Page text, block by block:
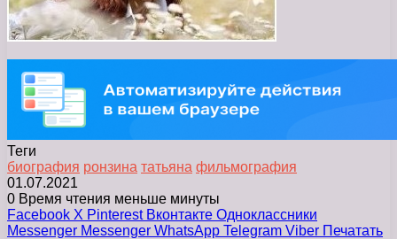
Теги
биография ронзина татьяна фильмография
01.07.2021
0 Время чтения меньше минуты
Facebook X Pinterest Вконтакте Одноклассники
Messenger Messenger WhatsApp Telegram Viber Печатать